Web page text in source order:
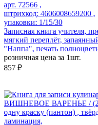
арт. 72566 ,
штрихкод: 4606008659200 ,
упаковки: 1/15/30
Записная книга учителя,
мягкий переплёт,
"Наппа", печать
розничная цена за 1шт.
857 ₽